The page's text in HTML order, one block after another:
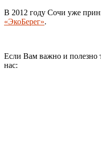
В 2012 году Сочи уже
«ЭкоБерег».
Если Вам важно и
нас: